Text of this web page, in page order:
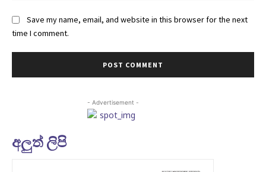
Save my name, email, and website in this browser for the next
time I comment.
- Advertisement -
අලුත් ලිපි